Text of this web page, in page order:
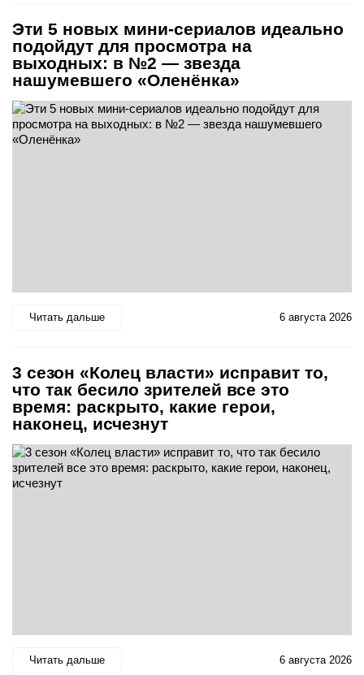
Эти 5 новых мини-сериалов идеально
подойдут для просмотра на
выходных: в №2 — звезда
нашумевшего «Оленёнка»
Читать дальше 6 августа 2026
3 сезон «Колец власти» исправит то,
что так бесило зрителей все это
время: раскрыто, какие герои,
наконец, исчезнут
Читать дальше 6 августа 2026